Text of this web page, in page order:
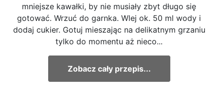
mniejsze kawałki, by nie musiały zbyt długo się
gotować. Wrzuć do garnka. Wlej ok. 50 ml wody i
dodaj cukier. Gotuj mieszając na delikatnym grzaniu
tylko do momentu aż nieco...
Zobacz cały przepis...